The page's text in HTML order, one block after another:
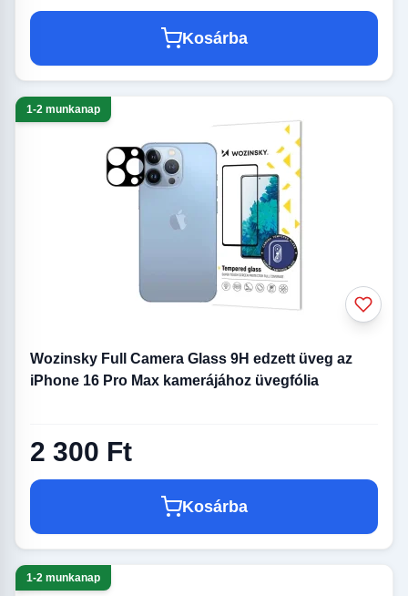
Kosárba
1-2 munkanap
Wozinsky Full Camera Glass 9H edzett üveg az
iPhone 16 Pro Max kamerájához üvegfólia
2 300 Ft
Kosárba
1-2 munkanap